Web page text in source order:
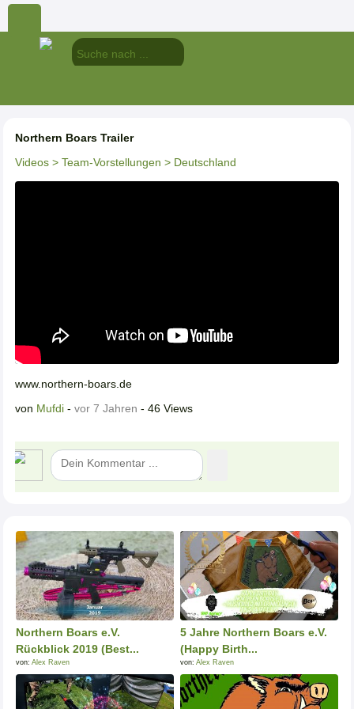
Northern Boars Trailer
Videos > Team-Vorstellungen > Deutschland
www.northern-boars.de
von Mufdi - vor 7 Jahren - 46 Views
Northern Boars e.V.
Rückblick 2019 (Best...
von: Alex Raven
5 Jahre Northern Boars e.V.
(Happy Birth...
von: Alex Raven